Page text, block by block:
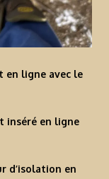
en ligne avec le
inséré en ligne
d’isolation en